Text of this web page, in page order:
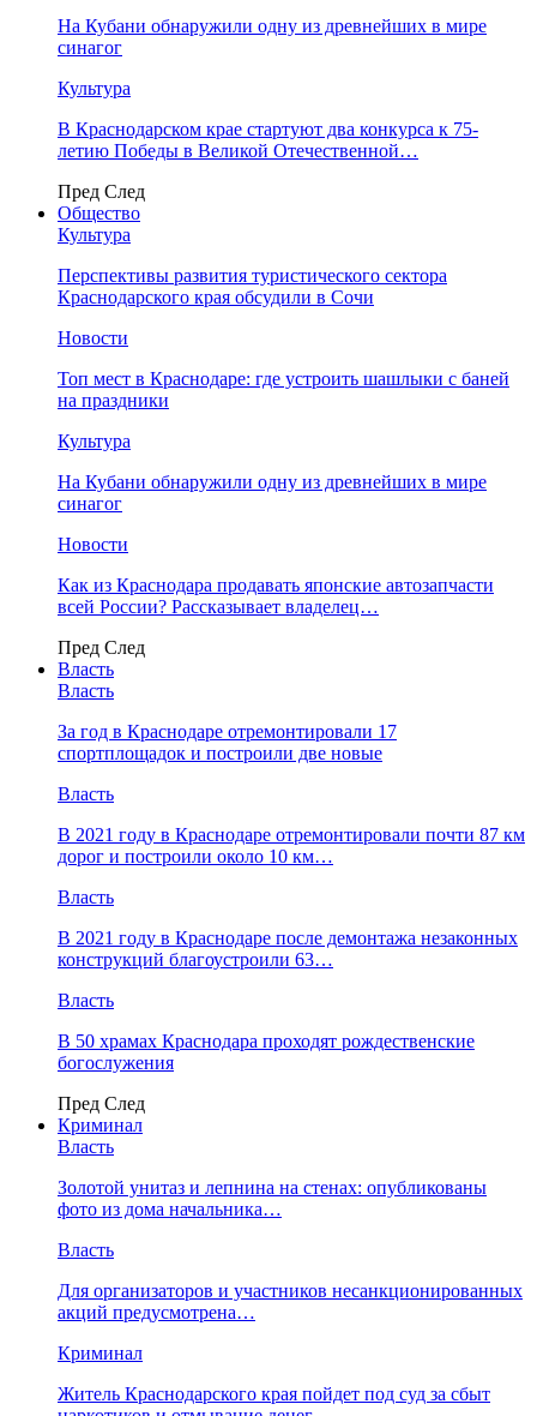
На Кубани обнаружили одну из древнейших в мире
синагог
Культура
В Краснодарском крае стартуют два конкурса к 75-
летию Победы в Великой Отечественной…
Пред След
Общество
Культура
Перспективы развития туристического сектора
Краснодарского края обсудили в Сочи
Новости
Топ мест в Краснодаре: где устроить шашлыки с баней
на праздники
Культура
На Кубани обнаружили одну из древнейших в мире
синагог
Новости
Как из Краснодара продавать японские автозапчасти
всей России? Рассказывает владелец…
Пред След
Власть
Власть
За год в Краснодаре отремонтировали 17
спортплощадок и построили две новые
Власть
В 2021 году в Краснодаре отремонтировали почти 87 км
дорог и построили около 10 км…
Власть
В 2021 году в Краснодаре после демонтажа незаконных
конструкций благоустроили 63…
Власть
В 50 храмах Краснодара проходят рождественские
богослужения
Пред След
Криминал
Власть
​Золотой унитаз и лепнина на стенах: опубликованы
фото из дома начальника…
Власть
Для организаторов и участников несанкционированных
акций предусмотрена…
Криминал
Житель Краснодарского края пойдет под суд за сбыт